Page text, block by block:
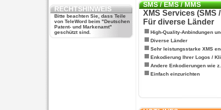
RECHTSHINWEIS
Bitte beachten Sie, dass Teile
von TeleWord beim "Deutschen
Patent- und Markenamt"
geschützt sind.
SMS / EMS / MMS
XMS Services (SMS
Für diverse Länder
High-Quality-Anbindungen
Diverse Länder
Sehr leistungsstarke XMS
Enkodierung Ihrer Logos /
Andere Enkodierungen wie
Einfach einzurichten